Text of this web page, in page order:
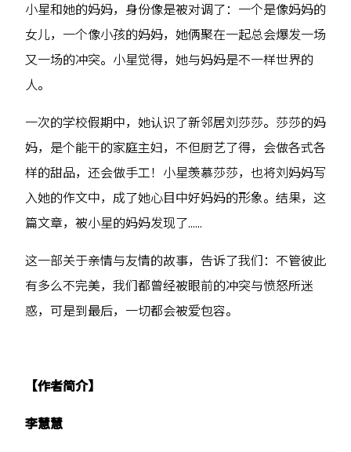
小星和她的妈妈，身份像是被对调了：一个是像妈妈的
女儿，一个像小孩的妈妈，她俩聚在一起总会爆发一场
又一场的冲突。小星觉得，她与妈妈是不一样世界的
人。
一次的学校假期中，她认识了新邻居刘莎莎。莎莎的妈
妈，是个能干的家庭主妇，不但厨艺了得，会做各式各
样的甜品，还会做手工！小星羡慕莎莎，也将刘妈妈写
入她的作文中，成了她心目中好妈妈的形象。结果，这
篇文章，被小星的妈妈发现了……
这一部关于亲情与友情的故事，告诉了我们：不管彼此
有多么不完美，我们都曾经被眼前的冲突与愤怒所迷
惑，可是到最后，一切都会被爱包容。
【作者简介】
李慧慧